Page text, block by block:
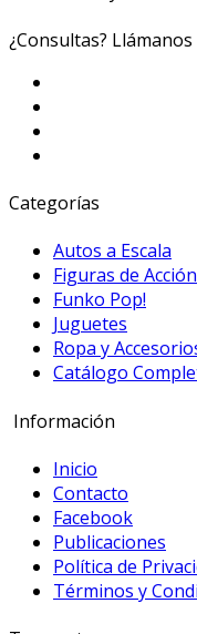
¿Consultas? Llámanos
Categorías
Autos a Escala
Figuras de Acción
Funko Pop!
Juguetes
Ropa y
Catálogo
Información
Inicio
Contacto
Facebook
Publicaciones
Política de
Términos y